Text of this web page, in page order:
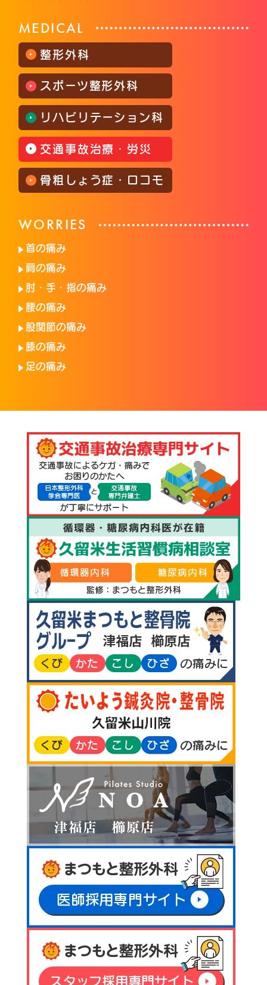
MEDICAL
整形外科
スポーツ整形外科
リハビリテーション科
交通事故治療・労災
骨粗しょう症・ロコモ
WORRIES
首の痛み
肩の痛み
肘・手・指の痛み
腰の痛み
股関節の痛み
膝の痛み
足の痛み